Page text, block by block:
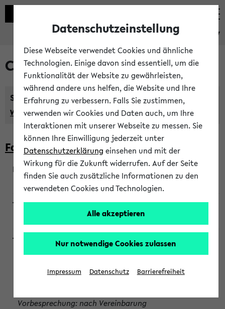
eKVV
Courses taught in English
Semester:
WiSe 2026/2027 SoSe 2026 Previous...
Faculty of Biology
200923
Wendisch, Peters-Wendisch, Stegelmann
Projektmodul "Bakterielle Biotechnologie"
Persönliche Anmeldung beim Veranstalter ist unbedingt
Vorbesprechung: nach Vereinbarung
Datenschutzeinstellung
Diese Webseite verwendet Cookies und ähnliche
Technologien. Einige davon sind essentiell, um die
Funktionalität der Website zu gewährleisten,
während andere uns helfen, die Website und Ihre
Erfahrung zu verbessern. Falls Sie zustimmen,
verwenden wir Cookies und Daten auch, um Ihre
Interaktionen mit unserer Webseite zu messen. Sie
können Ihre Einwilligung jederzeit unter
Datenschutzerklärung einsehen und mit der
Wirkung für die Zukunft widerrufen. Auf der Seite
finden Sie auch zusätzliche Informationen zu den
verwendeten Cookies und Technologien.
Alle akzeptieren
Nur notwendige Cookies zulassen
Impressum Datenschutz Barrierefreiheit